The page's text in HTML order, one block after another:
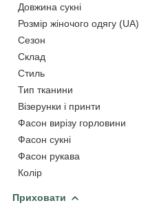
Довжина сукні
Розмір жіночого одягу (UA)
Сезон
Склад
Стиль
Тип тканини
Візерунки і принти
Фасон вирізу горловини
Фасон сукні
Фасон рукава
Колір
Приховати